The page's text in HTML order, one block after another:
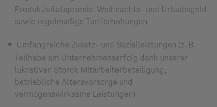
Produktivitätsprämie. Weihnachts- und Urlaubsgeld
sowie regelmäßige Tariferhöhungen
Umfangreiche Zusatz- und Sozialleistungen (z. B.
Teilhabe am Unternehmenserfolg dank unserer
lukrativen Storck Mitarbeiterbeteiligung,
betriebliche Altersvorsorge und
vermögenswirksame Leistungen)